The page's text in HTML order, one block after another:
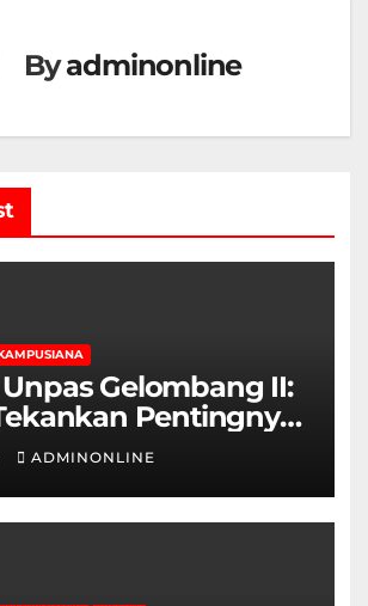
Byadminonline
Gelombang II:
Pentingnya
Keahlian
ADMINONLINE